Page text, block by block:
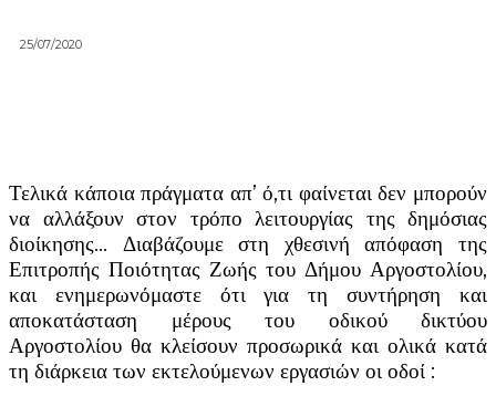
25/07/2020
Τελικά κάποια πράγματα απ’ ό,τι φαίνεται δεν μπορούν
να αλλάξουν στον τρόπο λειτουργίας της δημόσιας
διοίκησης… Διαβάζουμε στη χθεσινή απόφαση της
Επιτροπής Ποιότητας Ζωής του Δήμου Αργοστολίου,
και ενημερωνόμαστε ότι για τη συντήρηση και
αποκατάσταση μέρους του οδικού δικτύου
Αργοστολίου θα κλείσουν προσωρικά και ολικά κατά
τη διάρκεια των εκτελούμενων εργασιών οι οδοί :